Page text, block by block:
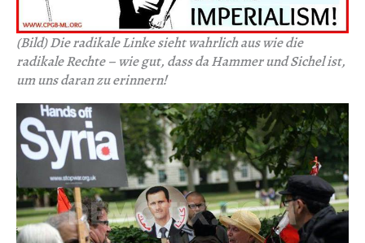
(Bild) Die radikale Linke sieht wahrlich aus wie die
radikale Rechte – wie gut, dass da Hammer und Sichel ist,
um uns daran zu erinnern!